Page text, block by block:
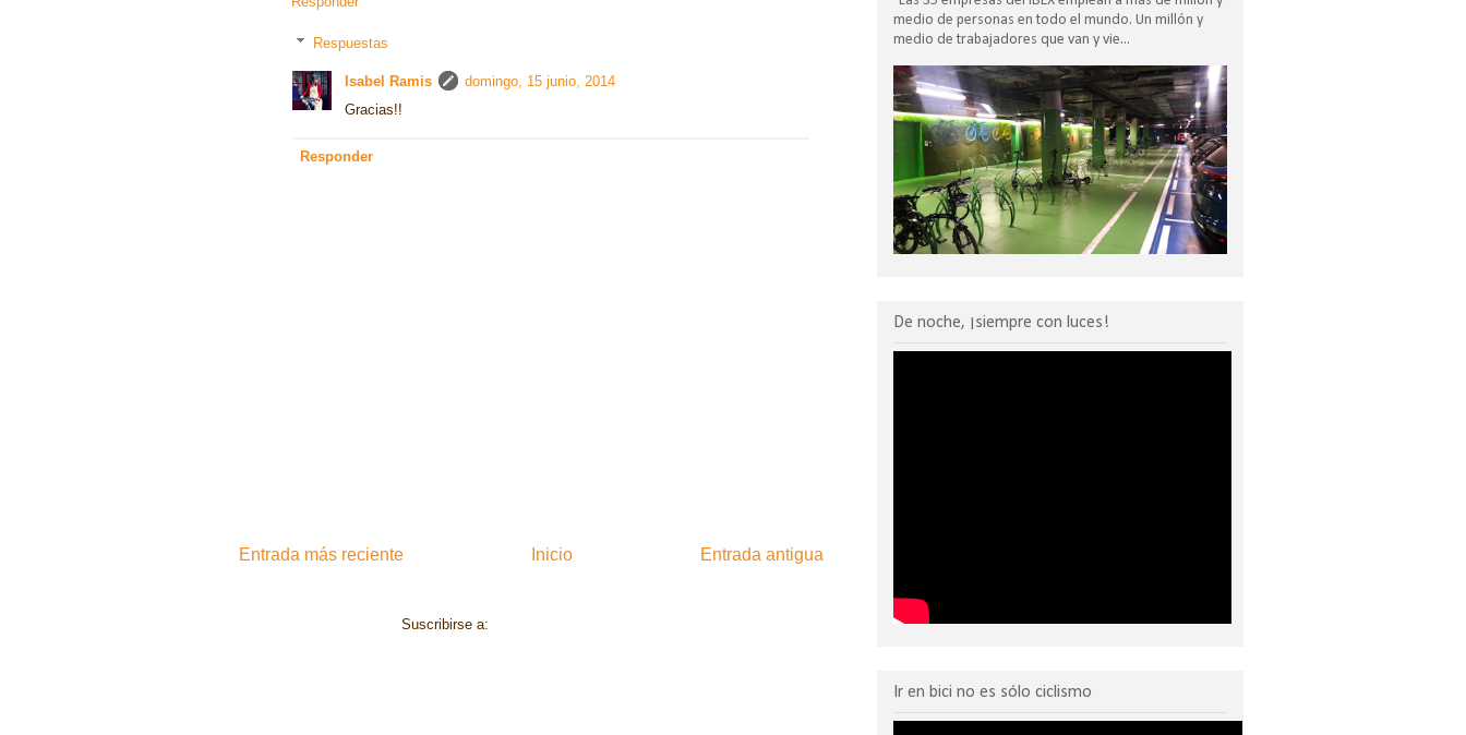
Respuestas
Isabel Ramis
domingo, 15 junio, 2014
Gracias!!
Responder
Entrada más reciente Entrada antigua
Inicio
Suscribirse a:
medio de personas en todo el mundo. Un millón y
medio de trabajadores que van y vie...
De noche, ¡siempre con luces!
Ir en bici no es sólo ciclismo